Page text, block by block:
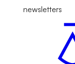
newsletters